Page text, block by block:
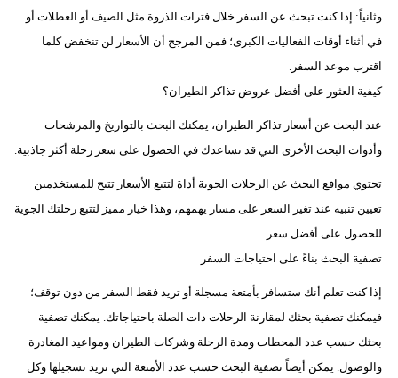
وثانياً: إذا كنت تبحث عن السفر خلال فترات الذروة مثل الصيف أو العطلات أو
في أثناء أوقات الفعاليات الكبرى؛ فمن المرجح أن الأسعار لن تنخفض كلما
اقترب موعد السفر.
كيفية العثور على أفضل عروض تذاكر الطيران؟
عند البحث عن أسعار تذاكر الطيران، يمكنك البحث بالتواريخ والمرشحات
وأدوات البحث الأخرى التي قد تساعدك في الحصول على سعر رحلة أكثر جاذبية.
تحتوي مواقع البحث عن الرحلات الجوية أداة لتتبع الأسعار تتيح للمستخدمين
تعيين تنبيه عند تغير السعر على مسار يهمهم، وهذا خيار مميز لتتبع رحلتك الجوية
للحصول على أفضل سعر.
تصفية البحث بناءً على احتياجات السفر
إذا كنت تعلم أنك ستسافر بأمتعة مسجلة أو تريد فقط السفر من دون توقف؛
فيمكنك تصفية بحثك لمقارنة الرحلات ذات الصلة باحتياجاتك. يمكنك تصفية
بحثك حسب عدد المحطات ومدة الرحلة وشركات الطيران ومواعيد المغادرة
والوصول. يمكن أيضاً تصفية البحث حسب عدد الأمتعة التي تريد تسجيلها وكل